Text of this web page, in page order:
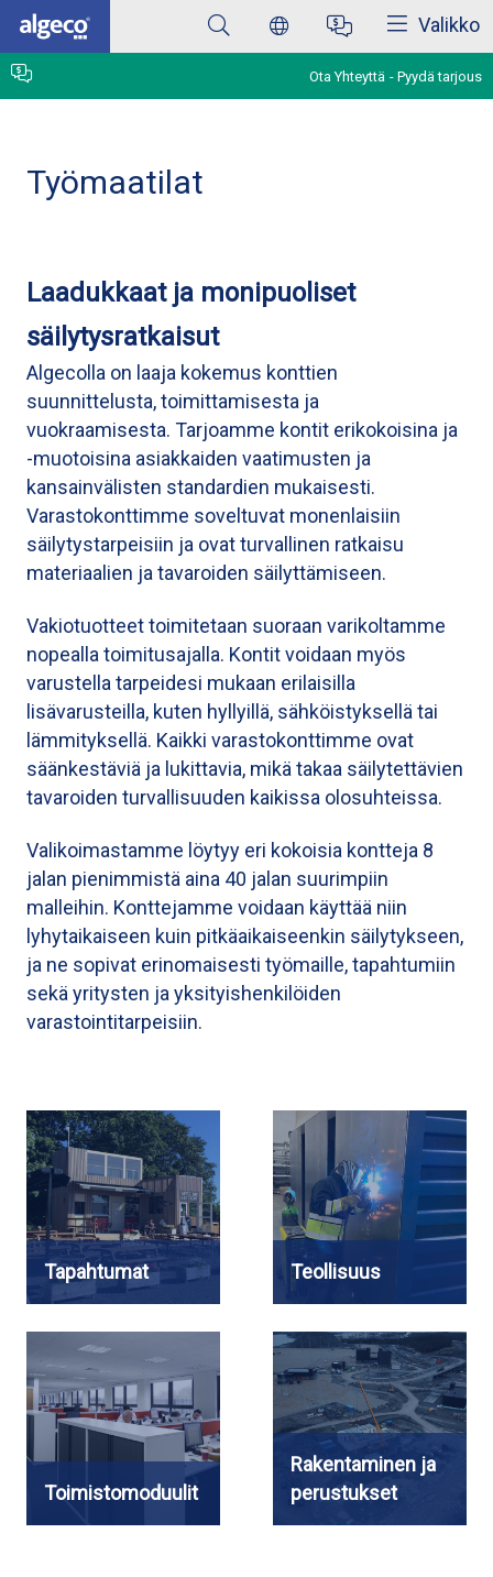
Skip
main
content
Valikko
Ota Yhteyttä Pyydä tarjous
Työmaatilat
Laadukkaat ja monipuoliset
säilytysratkaisut
Algecolla on laaja kokemus konttien
suunnittelusta, toimittamisesta ja
vuokraamisesta. Tarjoamme kontit erikokoisina ja
-muotoisina asiakkaiden vaatimusten ja
kansainvälisten standardien mukaisesti.
Varastokonttimme soveltuvat monenlaisiin
säilytystarpeisiin ja ovat turvallinen ratkaisu
materiaalien ja tavaroiden säilyttämiseen.
Vakiotuotteet toimitetaan suoraan varikoltamme
nopealla toimitusajalla. Kontit voidaan myös
varustella tarpeidesi mukaan erilaisilla
lisävarusteilla, kuten hyllyillä, sähköistyksellä tai
lämmityksellä. Kaikki varastokonttimme ovat
säänkestäviä ja lukittavia, mikä takaa säilytettävien
tavaroiden turvallisuuden kaikissa olosuhteissa.
Valikoimastamme löytyy eri kokoisia kontteja 8
jalan pienimmistä aina 40 jalan suurimpiin
malleihin. Konttejamme voidaan käyttää niin
lyhytaikaiseen kuin pitkäaikaiseenkin säilytykseen,
ja ne sopivat erinomaisesti työmaille, tapahtumiin
sekä yritysten ja yksityishenkilöiden
varastointitarpeisiin.
Tapahtumat Teollisuus
Toimistomoduulit
Rakentaminen ja
perustukset